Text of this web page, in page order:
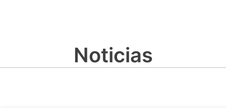
Noticias